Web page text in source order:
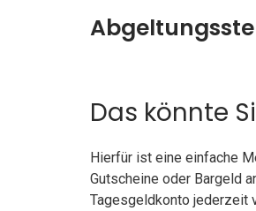
Das könnte
Hierfür ist eine einfache
Gutscheine oder Bargeld
Tagesgeldkonto jederzeit